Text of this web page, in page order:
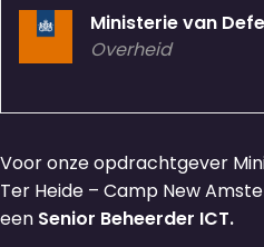
Ministerie van
Overheid
Voor onze opdrachtgever
Ter Heide – Camp New
een Senior Beheerder ICT.